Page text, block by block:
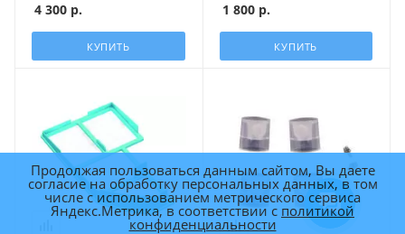
4 300 р.
КУПИТЬ
1 800р.
КУПИТЬ
Продолжая пользоваться данным сайтом, Вы даете
согласие на обработку персональных данных, в том
числе с использованием метрического сервиса
Яндекс.Метрика, в соответствии с политикой
конфиденциальности